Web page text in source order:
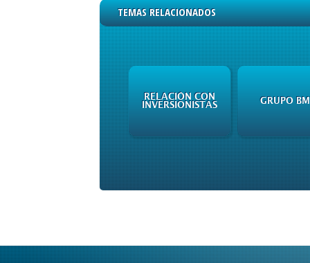
TEMAS RELACIONADOS
RELACIÓN CON
INVERSIONISTAS
GRUPO